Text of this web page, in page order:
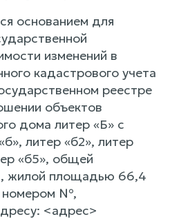
основанием для
изменений в
кадастрового учета
реестре
объектов
дома литер «Б» с
литер «б2», литер
«б5», общей
жилой площадью 66,4
номером №,
<адрес>